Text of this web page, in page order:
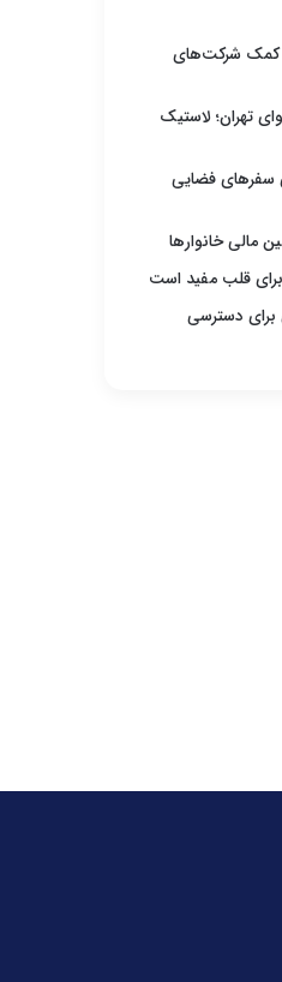
کمک شرکت‌های
تهران؛ لاستیک
سفرهای فضایی
مالی خانوارها
قلب مفید است
دسترسی